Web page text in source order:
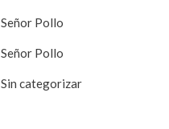
Señor Pollo
Señor Pollo
Sin categorizar